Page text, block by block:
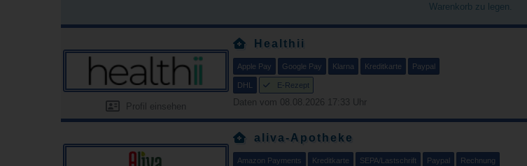
Warenkorb zu legen.
Profil einsehen
Healthii
Apple Pay Google Pay Klarna Kreditkarte Paypal
DHL E-Rezept
Daten vom 08.08.2026 17:33 Uhr
aliva-Apotheke
Amazon Payments Kreditkarte SEPA/Lastschrift Paypal Rechnung